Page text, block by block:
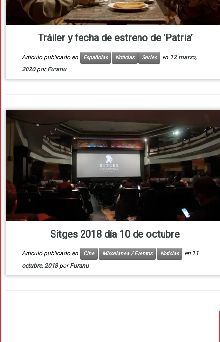
Tráiler y fecha de estreno de ‘Patria’
Artículo publicado en Españolas Noticias Series en 12 marzo,
2020 porFuranu
Sitges 2018 día 10 de octubre
Artículo publicado en Cine Miscelanea / Eventos Noticias en 11
octubre, 2018 porFuranu